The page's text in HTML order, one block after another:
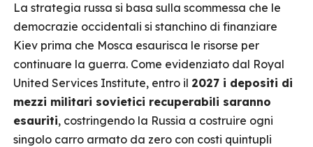
La strategia russa si basa sulla scommessa che le
democrazie occidentali si stanchino di finanziare
Kiev prima che Mosca esaurisca le risorse per
continuare la guerra. Come evidenziato dal Royal
United Services Institute, entro il 2027 i depositi di
mezzi militari sovietici recuperabili saranno
esauriti, costringendo la Russia a costruire ogni
singolo carro armato da zero con costi quintupli